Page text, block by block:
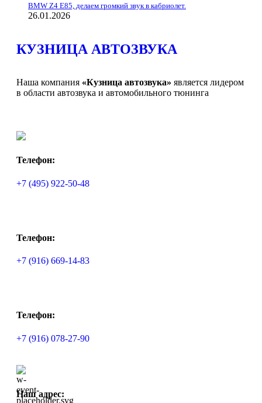
BMW Z4 E85, делаем громкий звук в кабриолет.
26.01.2026
КУЗНИЦА АВТОЗВУКА
Наша компания «Кузница автозвука» является лидером
в области автозвука и автомобильного тюнинга
Телефон:
+7 (495) 922-50-48
Телефон:
+7 (916) 669-14-83
Телефон:
+7 (916) 078-27-90
Наш адрес: